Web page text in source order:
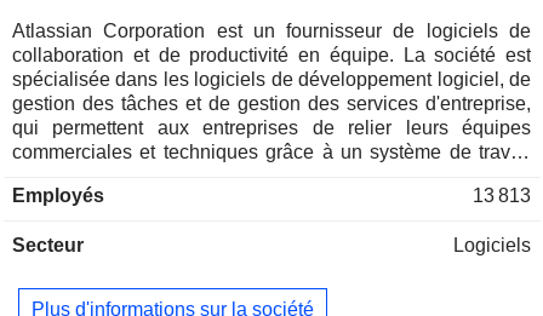
Atlassian Corporation est un fournisseur de logiciels de
collaboration et de productivité en équipe. La société est
spécialisée dans les logiciels de développement logiciel, de
gestion des tâches et de gestion des services d'entreprise,
qui permettent aux entreprises de relier leurs équipes
commerciales et techniques grâce à un système de travail
interconnecté d'applications, d'agents IA et de Collections,
des solutions destinées aux équipes de développement
informatique, à la direction et aux équipes commerciales.
Employés 13 813
Secteur Logiciels
Plus d'informations sur la société